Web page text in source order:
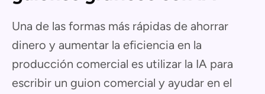
Una de las formas más rápidas de ahorrar
dinero y aumentar la eficiencia en la
producción comercial es utilizar la IA para
escribir un guion comercial y ayudar en el